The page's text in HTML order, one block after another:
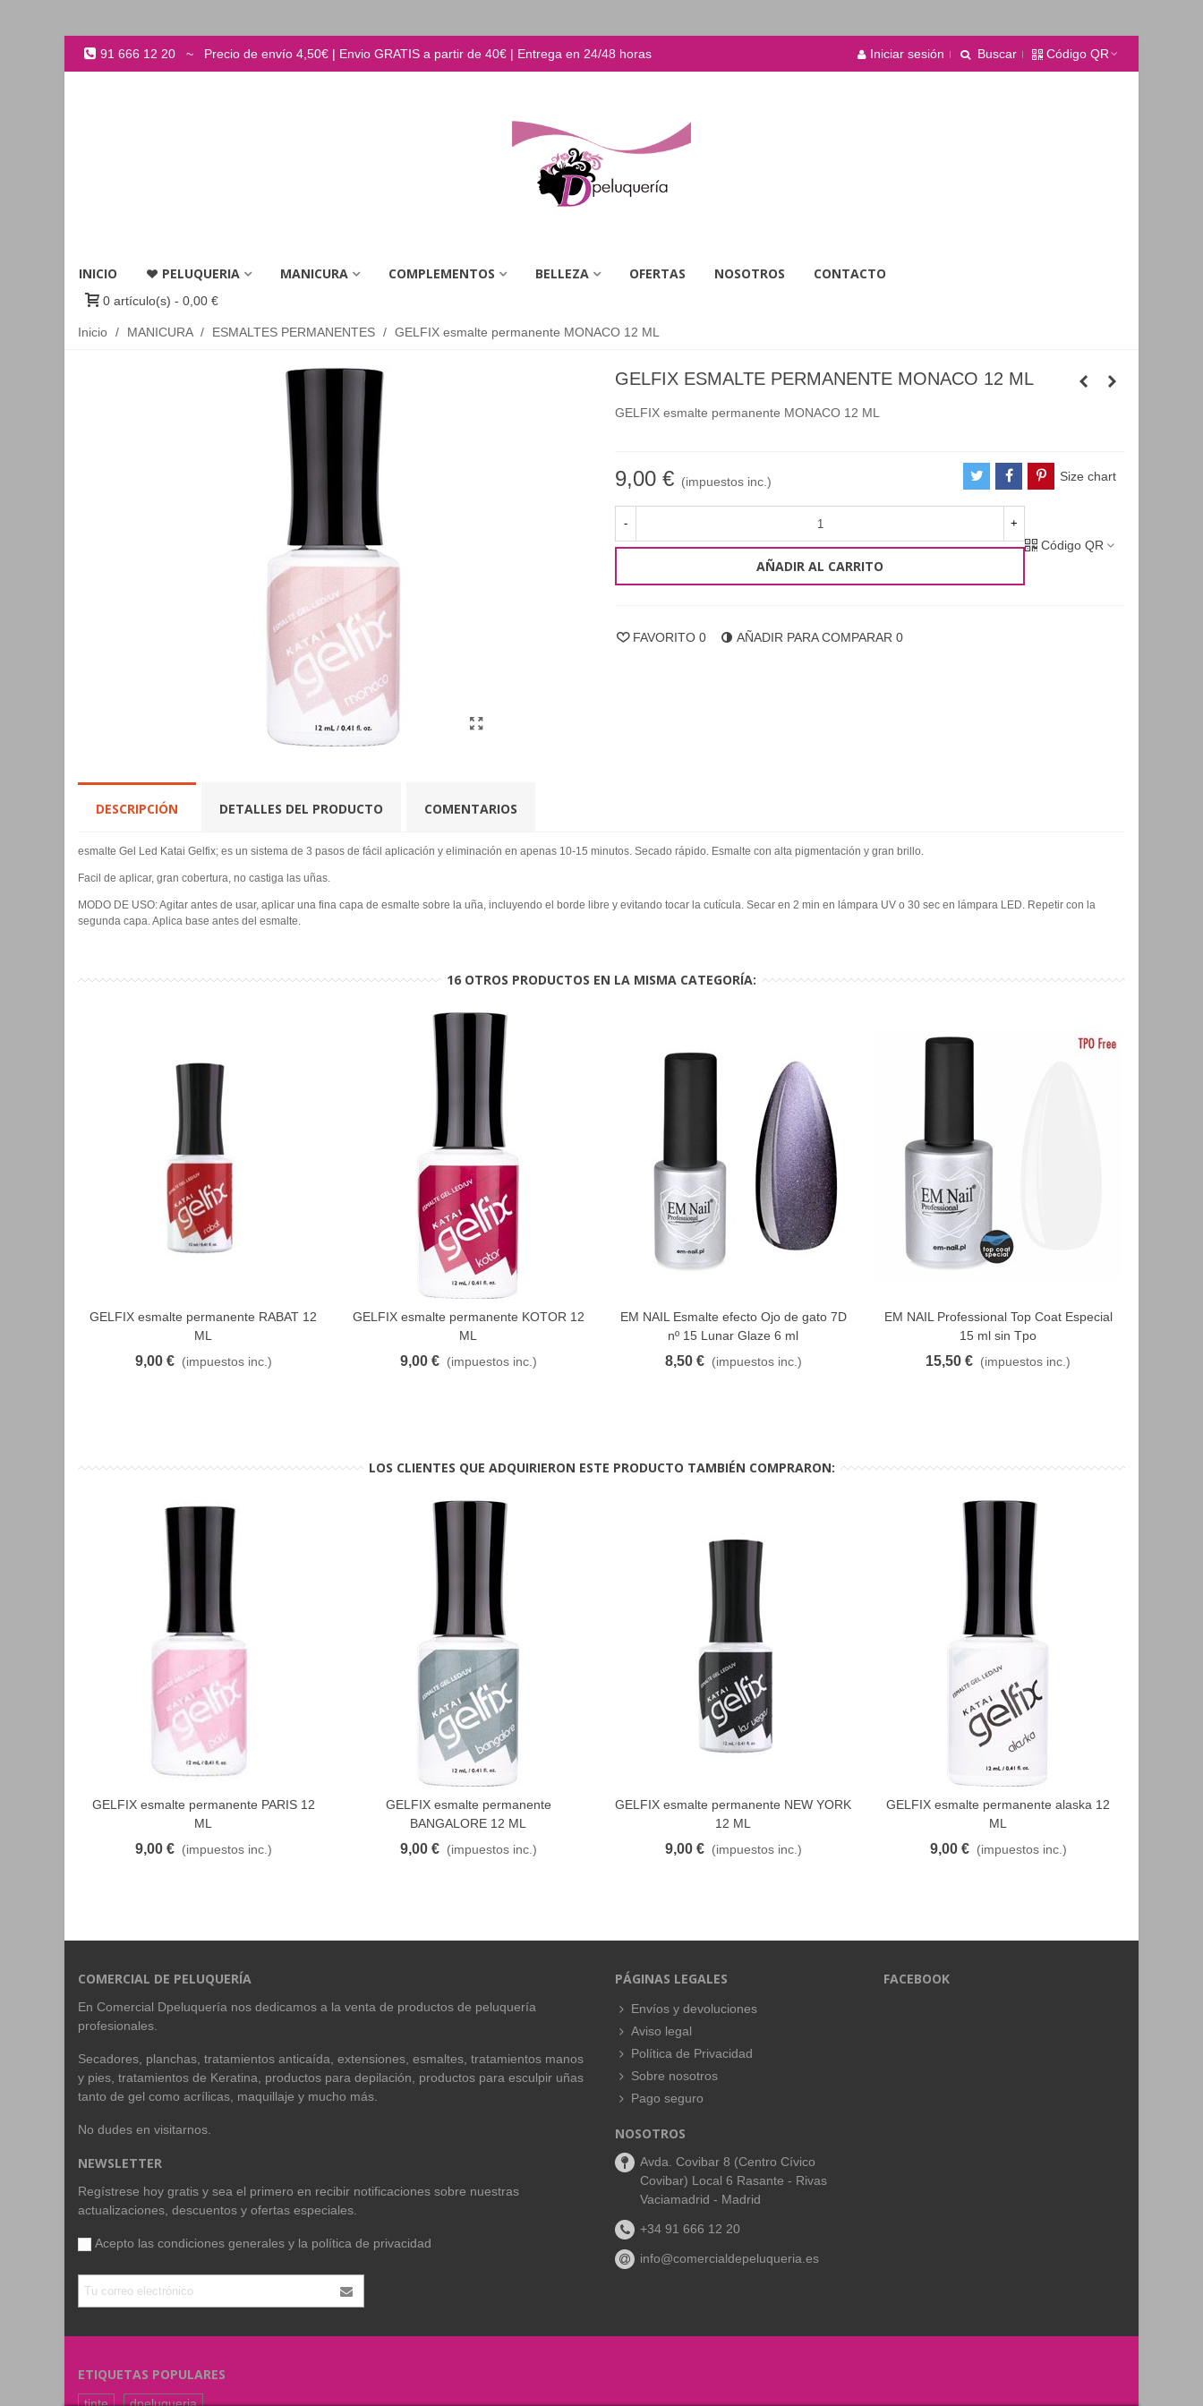
91 666 12 20 ~ Precio de envío 4,50€ | Envio GRATIS a partir de 40€ | Entrega en 24/48 horas Iniciar sesión Buscar Código QR
INICIO PELUQUERIA MANICURA COMPLEMENTOS BELLEZA OFERTAS NOSOTROS CONTACTO
0 artículo(s) - 0,00 €
Inicio / MANICURA / ESMALTES PERMANENTES / GELFIX esmalte permanente MONACO 12 ML
GELFIX ESMALTE PERMANENTE MONACO 12 ML
GELFIX esmalte permanente MONACO 12 ML
9,00 € (impuestos inc.) Size chart
- +
AÑADIR AL CARRITO
Código QR
FAVORITO 0 AÑADIR PARA COMPARAR 0
DESCRIPCIÓN DETALLES DEL PRODUCTO COMENTARIOS
esmalte Gel Led Katai Gelfix; es un sistema de 3 pasos de fácil aplicación y eliminación en apenas 10-15 minutos. Secado rápido. Esmalte con alta pigmentación y gran brillo.
Facil de aplicar, gran cobertura, no castiga las uñas.
MODO DE USO: Agitar antes de usar, aplicar una fina capa de esmalte sobre la uña, incluyendo el borde libre y evitando tocar la cutícula. Secar en 2 min en lámpara UV o 30 sec en lámpara LED. Repetir con la
segunda capa. Aplica base antes del esmalte.
16 OTROS PRODUCTOS EN LA MISMA CATEGORÍA:
FAVORITO
GELFIX esmalte permanente RABAT 12
ML
9,00 € (impuestos inc.)
FAVORITO
GELFIX esmalte permanente KOTOR 12
ML
9,00 € (impuestos inc.)
FAVORITO
EM NAIL Esmalte efecto Ojo de gato 7D
nº 15 Lunar Glaze 6 ml
8,50 € (impuestos inc.)
FAVORITO
EM NAIL Professional Top Coat Especial
15 ml sin Tpo
15,50 € (impuestos inc.)
LOS CLIENTES QUE ADQUIRIERON ESTE PRODUCTO TAMBIÉN COMPRARON:
FAVORITO
GELFIX esmalte permanente PARIS 12
ML
9,00 € (impuestos inc.)
FAVORITO
GELFIX esmalte permanente
BANGALORE 12 ML
9,00 € (impuestos inc.)
FAVORITO
GELFIX esmalte permanente NEW YORK
12 ML
9,00 € (impuestos inc.)
FAVORITO
GELFIX esmalte permanente alaska 12
ML
9,00 € (impuestos inc.)
COMERCIAL DE PELUQUERÍA
En Comercial Dpeluquería nos dedicamos a la venta de productos de peluquería
profesionales.
Secadores, planchas, tratamientos anticaída, extensiones, esmaltes, tratamientos manos
y pies, tratamientos de Keratina, productos para depilación, productos para esculpir uñas
tanto de gel como acrílicas, maquillaje y mucho más.
No dudes en visitarnos.
NEWSLETTER
Regístrese hoy gratis y sea el primero en recibir notificaciones sobre nuestras
actualizaciones, descuentos y ofertas especiales.
Acepto las condiciones generales y la política de privacidad
PÁGINAS LEGALES
Envíos y devoluciones
Aviso legal
Política de Privacidad
Sobre nosotros
Pago seguro
NOSOTROS
Avda. Covibar 8 (Centro Cívico
Covibar) Local 6 Rasante - Rivas
Vaciamadrid - Madrid
+34 91 666 12 20
info@comercialdepeluqueria.es
FACEBOOK
ETIQUETAS POPULARES